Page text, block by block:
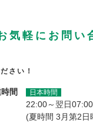
軽にお問い
さい！
間 日本時間
22:00～翌日07:00
(夏時間 3月第2日